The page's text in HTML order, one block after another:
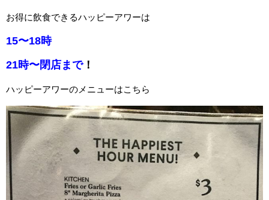
お得に飲食できるハッピーアワーは
15〜18時
21時〜閉店まで！
ハッピーアワーのメニューはこちら